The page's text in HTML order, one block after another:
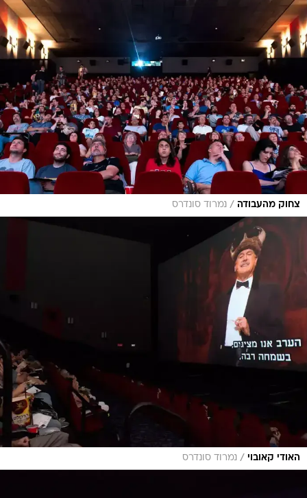
צחוק מהעבודה / נמרוד סונדרס
האודי קאובוי / נמרוד סונדרס